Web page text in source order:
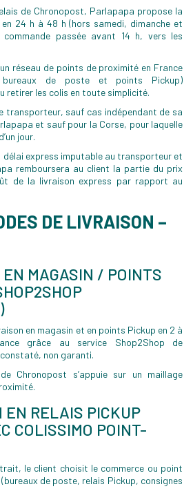
de Chronopost, Parlapapa propose la
24 h à 48 h (hors samedi, dimanche et
passée avant 14 h, vers les
réseau de points de proximité en France
bureaux de poste et points Pickup)
retirer les colis en toute simplicité.
transporteur, sauf cas indépendant de sa
et sauf pour la Corse, pour laquelle
jour.
délai express imputable au transporteur et
remboursera au client la partie du prix
de la livraison express par rapport au
DE LIVRAISON –
MAGASIN / POINTS
en magasin et en points Pickup en 2 à
grâce au service Shop2Shop de
non garanti.
Chronopost s’appuie sur un maillage
RELAIS PICKUP
COLISSIMO POINT-
le client choisit le commerce ou point
de poste, relais Pickup, consignes